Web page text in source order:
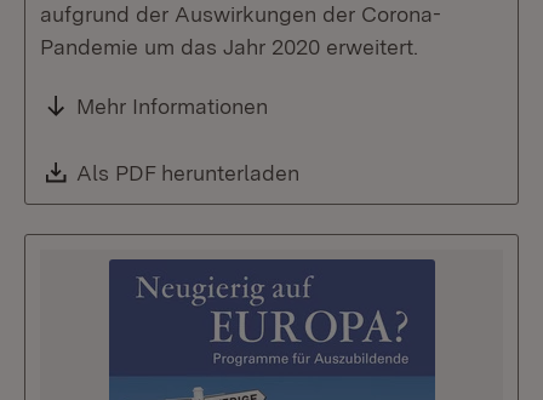
aufgrund der Auswirkungen der Corona-
Pandemie um das Jahr 2020 erweitert.
Mehr Informationen
Download:
Als PDF herunterladen